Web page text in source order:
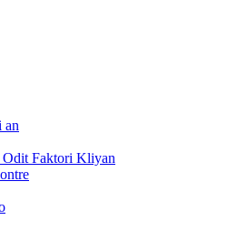
an
Faktori Kliyan